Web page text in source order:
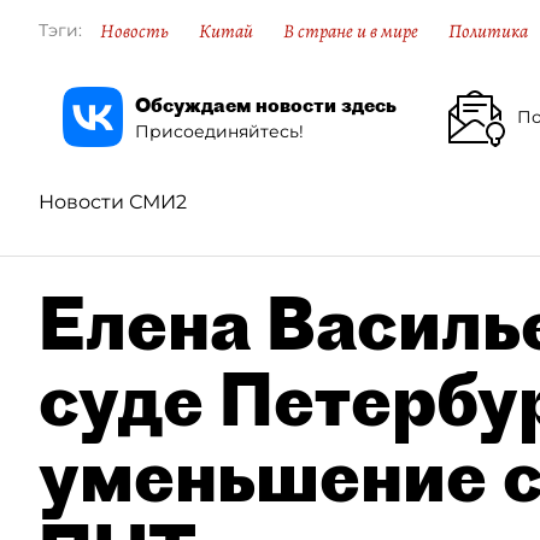
Тэги: Новость Китай В стране и в мире Политика
Обсуждаем новости здесь
Присоединяйтесь!
Новости СМИ2
Елена
суде
уменьшение